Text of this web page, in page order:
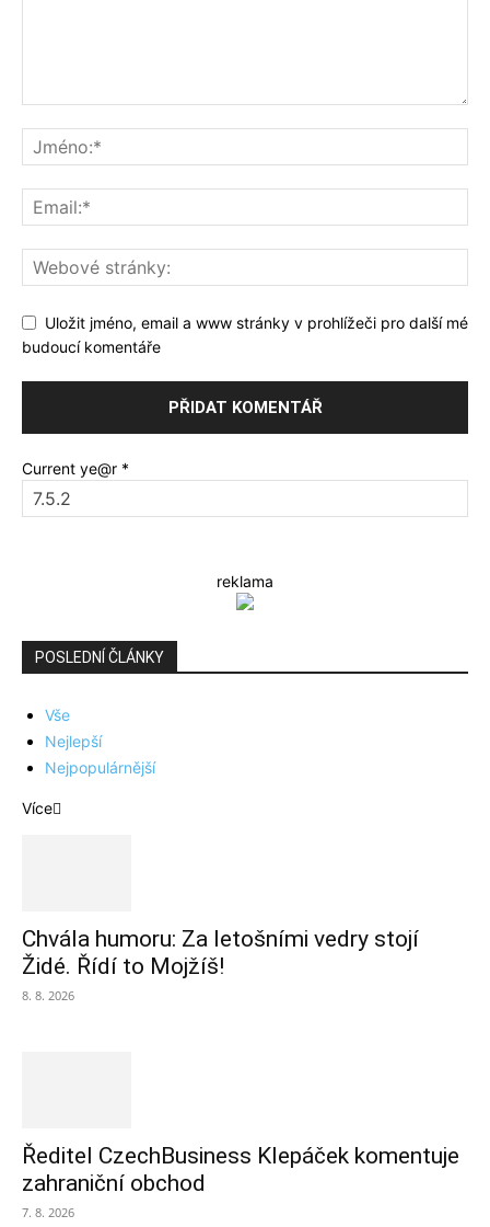
Uložit jméno, email a www stránky v prohlížeči pro další mé
budoucí komentáře
Current ye@r *
reklama
POSLEDNÍ ČLÁNKY
Vše
Nejlepší
Nejpopulárnější
Více
Chvála humoru: Za letošními vedry stojí
Židé. Řídí to Mojžíš!
8. 8. 2026
Ředitel CzechBusiness Klepáček komentuje
zahraniční obchod
7. 8. 2026